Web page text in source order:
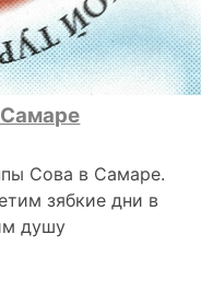
Самаре
Сова в Самаре.
зябкие дни в
душу